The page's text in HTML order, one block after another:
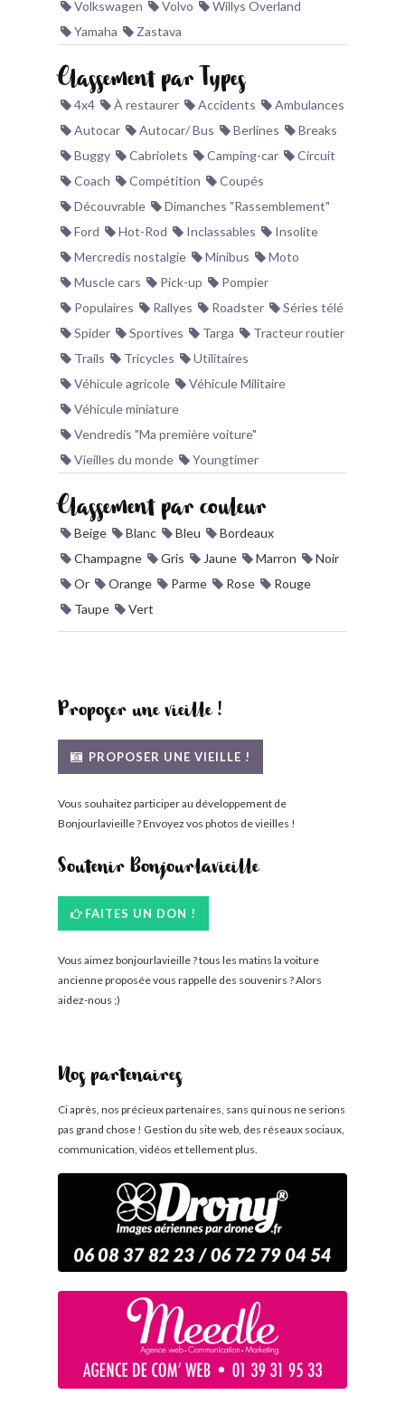
Volkswagen Volvo
Willys Overland
Yamaha
Zastava
Classement par Types
4x4 À restaurer Accidents
Ambulances
Autocar
Autocar/ Bus Berlines
Breaks
Buggy
Cabriolets Camping-car
Circuit
Coach
Compétition
Coupés
Découvrable
Dimanches "Rassemblement"
Ford
Hot-Rod Inclassables
Insolite
Mercredis nostalgie
Minibus
Moto
Muscle cars
Pick-up
Pompier
Populaires
Rallyes Roadster
Séries télé
Spider
Sportives Targa
Tracteur routier
Trails
Tricycles
Utilitaires
Véhicule agricole
Véhicule Militaire
Véhicule miniature
Vendredis "Ma première voiture"
Vieilles du monde
Youngtimer
Classement par couleur
Beige Blanc Bleu
Bordeaux
Champagne
Gris Jaune Marron
Noir
Or
Orange Parme Rose
Rouge
Taupe
Vert
Proposer une vieille !
PROPOSER UNE VIEILLE !
Vous souhaitez participer au développement de
Bonjourlavieille ? Envoyez vos photos de vieilles !
Soutenir Bonjourlavieille
FAITES UN DON !
Vous aimez bonjourlavieille ? tous les matins la voiture
ancienne proposée vous rappelle des souvenirs ? Alors
aidez-nous ;)
Nos partenaires
Ci après, nos précieux partenaires, sans qui nous ne serions
pas grand chose ! Gestion du site web, des réseaux sociaux,
communication, vidéos et tellement plus.